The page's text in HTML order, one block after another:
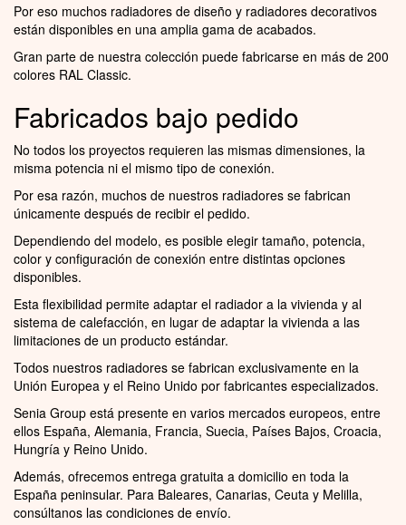
Por eso muchos radiadores de diseño y radiadores decorativos
están disponibles en una amplia gama de acabados.
Gran parte de nuestra colección puede fabricarse en más de 200
colores RAL Classic.
Fabricados bajo pedido
No todos los proyectos requieren las mismas dimensiones, la
misma potencia ni el mismo tipo de conexión.
Por esa razón, muchos de nuestros radiadores se fabrican
únicamente después de recibir el pedido.
Dependiendo del modelo, es posible elegir tamaño, potencia,
color y configuración de conexión entre distintas opciones
disponibles.
Esta flexibilidad permite adaptar el radiador a la vivienda y al
sistema de calefacción, en lugar de adaptar la vivienda a las
limitaciones de un producto estándar.
Todos nuestros radiadores se fabrican exclusivamente en la
Unión Europea y el Reino Unido por fabricantes especializados.
Senia Group está presente en varios mercados europeos, entre
ellos España, Alemania, Francia, Suecia, Países Bajos, Croacia,
Hungría y Reino Unido.
Además, ofrecemos entrega gratuita a domicilio en toda la
España peninsular. Para Baleares, Canarias, Ceuta y Melilla,
consúltanos las condiciones de envío.